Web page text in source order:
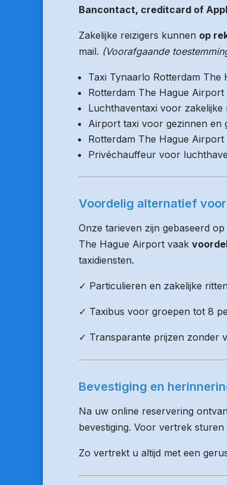
Bancontact, creditcard of
Zakelijke reizigers kunnen op
mail. (Voorafgaande
Taxi Tynaarlo Rotterdam The
Rotterdam The Hague
Luchthaventaxi voor zakelijke
Airport taxi voor gezinnen en
Rotterdam The Hague Airport
Privéchauffeur voor
Voordelig alternatief
Onze tarieven zijn gebaseerd
The Hague Airport vaak
taxidiensten.
✓ Particulieren en zakelijke ritten
✓ Taxibus voor groepen tot 8
✓ Transparante prijzen zonder
Bevestiging en
Na uw online reservering
bevestiging. Voor vertrek
Zo vertrekt u altijd met een